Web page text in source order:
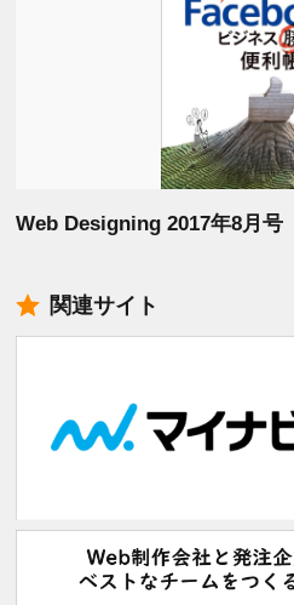
Web Designing 2017年8月号
関連サイト